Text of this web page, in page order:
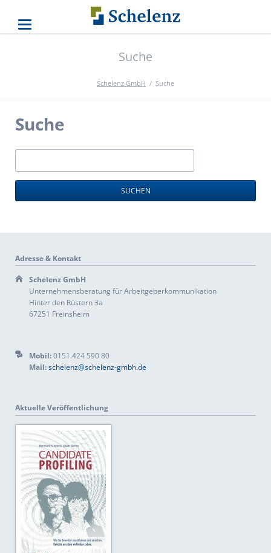
Suche
Schelenz GmbH Suche
Suche
SUCHEN
Adresse & Kontakt
Schelenz GmbH
Unternehmensberatung für Arbeitgeberkommunikation
Hinter den Rüstern 3a
67251 Freinsheim
Mobil:0151.424 590 80
Mail:schelenz@schelenz-gmbh.de
Aktuelle Veröffentlichung